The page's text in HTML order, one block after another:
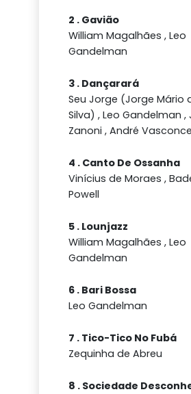
2 . Gavião
William Magalhães , Leo
Gandelman
3 . Dançarará
Seu Jorge (Jorge Mário
Silva) , Leo Gandelman ,
Zanoni , André
4 . Canto De Ossanha
Vinícius de Moraes ,
Powell
5 . Lounjazz
William Magalhães , Leo
Gandelman
6 . Bari Bossa
Leo Gandelman
7 . Tico-Tico No Fubá
Zequinha de Abreu
8 . Sociedade